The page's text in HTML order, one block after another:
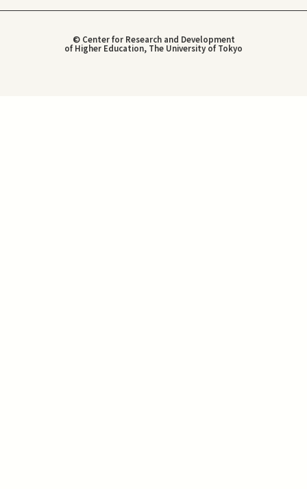
© Center for Research and Development
of Higher Education, The University of Tokyo